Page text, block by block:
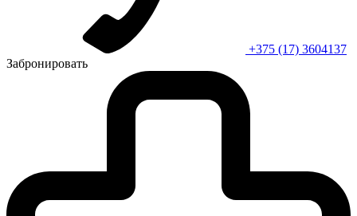
+375 (17) 3604137
Забронировать